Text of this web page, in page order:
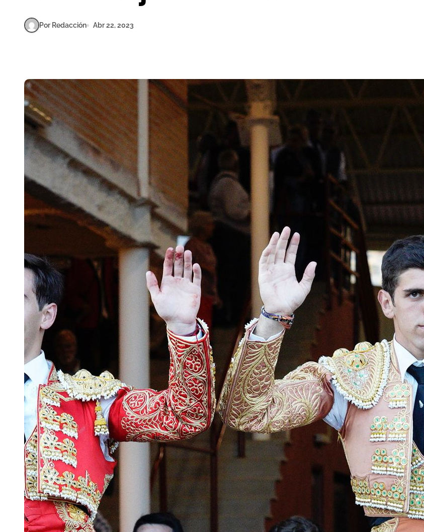
Por Redacción Abr 22, 2023